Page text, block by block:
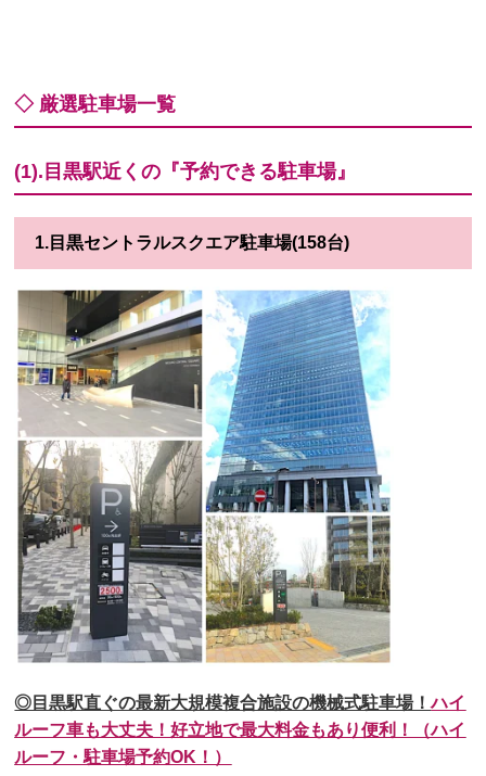
◇ 厳選駐車場一覧
(1).目黒駅近くの『予約できる駐車場』
1.目黒セントラルスクエア駐車場(158台)
◎目黒駅直ぐの最新大規模複合施設の機械式駐車場！ハイ
ルーフ車も大丈夫！好立地で最大料金もあり便利！（ハイ
ルーフ・駐車場予約OK！）